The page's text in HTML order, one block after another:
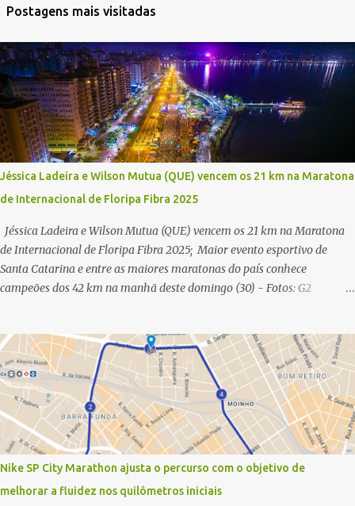
Postagens mais visitadas
Jéssica Ladeira e Wilson Mutua (QUE) vencem os 21 km na Maratona
de Internacional de Floripa Fibra 2025
Jéssica Ladeira e Wilson Mutua (QUE) vencem os 21 km na Maratona
de Internacional de Floripa Fibra 2025; Maior evento esportivo de
Santa Catarina e entre as maiores maratonas do país conhece
campeões dos 42 km na manhã deste domingo (30) - Fotos: G2
2025. Na manhã deste sábado (30) foram conhecidos os campeões dos
21 km do maior evento esportivo de Santa Catarina. A mineira Jessica
Ladeira e o queniano Wilson Mutua foram os vencedores da meia
maratona, ambos com a quebra de recorde da prova. Neste domingo
(31) será a vez da prova principal, os 42,195 km da maratona, além da
corrida de 5 KM. As largadas, na Avenida Beira-Mar Norte, em
Florianópolis, na altura do Trapiche, começam às 5h10. Entre as
maiores maratonas brasileiras deste ano, a Maratona Internacional de
Floripa Fibra 2025 reúne um total de 19.230 atletas. Além da meia
Nike SP City Marathon ajusta o percurso com o objetivo de
melhorar a fluidez nos quilômetros iniciais